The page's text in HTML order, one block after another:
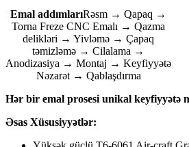
Emal addımlarıRəsm → Qapaq →
Torna Freze CNC Emalı → Qazma
delikləri → Yivləmə → Çapaq
təmizləmə → Cilalama →
Anodizasiya → Montaj → Keyfiyyətə
Nəzarət → Qablaşdırma
Hər bir emal prosesi unikal keyfiyyətə
Əsas Xüsusiyyətlər: